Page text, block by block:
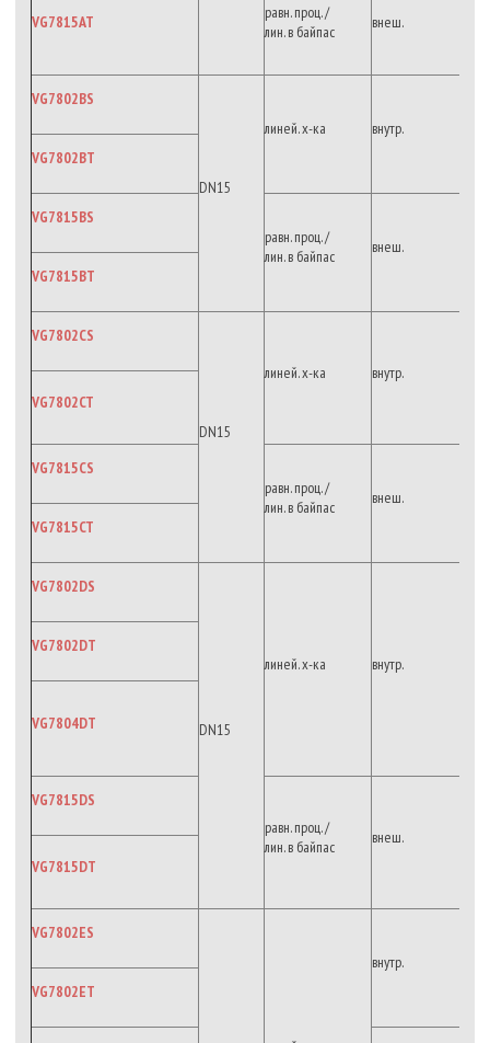
VG7815AT
равн. проц. /
лин. в байпас
внеш.
VG7802BS
DN15
линей. х-ка
внутр.
VG7802BT
VG7815BS
равн. проц. /
лин. в байпас
внеш.
VG7815BT
VG7802CS
DN15
линей. х-ка
внутр.
VG7802CT
VG7815CS
равн. проц. /
лин. в байпас
внеш.
VG7815CT
VG7802DS
DN15
линей. х-ка внутр.
VG7802DT
VG7804DT
VG7815DS
равн. проц. /
лин. в байпас
внеш.
VG7815DT
VG7802ES
внутр.
VG7802ET